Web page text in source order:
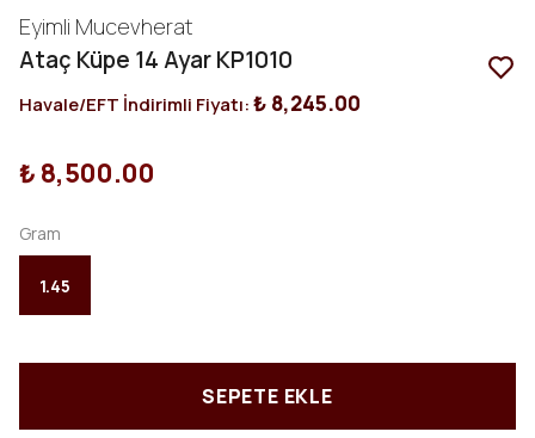
Eyimli Mucevherat
Ataç Küpe 14 Ayar KP1010
Havale/EFT İndirimli Fiyatı:₺ 8,245.00
₺ 8,500.00
Gram
1.45
SEPETE EKLE